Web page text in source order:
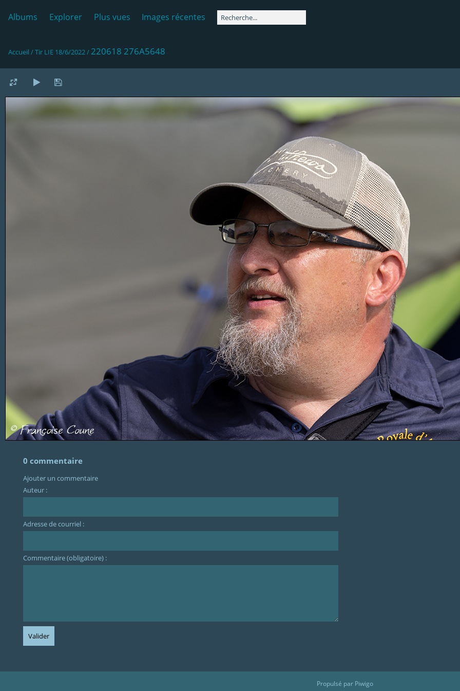
Albums Explorer Plus vues Images récentes
Accueil /Tir LIE 18/6/2022/ 220618 276A5648
0 commentaire
Ajouter un commentaire
Auteur :
Adresse de courriel :
Commentaire (obligatoire) :
Propulsé par Piwigo